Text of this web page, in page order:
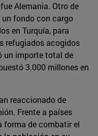
Alemania. Otro de
fondo con cargo
en Turquía, para
refugiados acogidos
un importe total de
3.000 millones en
reaccionado de
Frente a países
forma de combatir el